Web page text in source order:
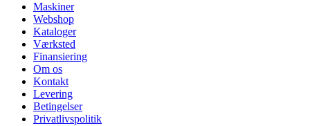
Maskiner
Webshop
Kataloger
Værksted
Finansiering
Om os
Kontakt
Levering
Betingelser
Privatlivspolitik